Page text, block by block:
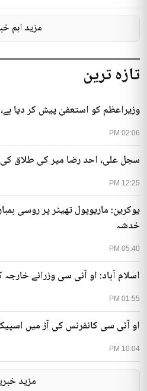
تازہ ترین
02:06 PM
وزیراعظم کو استعفیٰ پیش کر دیا ہے،
12:25 PM
سجل علی، احد رضا میر کی طلاق کی
05:40 PM
خدشہ
01:55 PM
اسلام آباد: او آئی سی وزرائے
10:04 PM
او آئی سی کانفرنس کی آڑ میں
مزید
مزید اہم